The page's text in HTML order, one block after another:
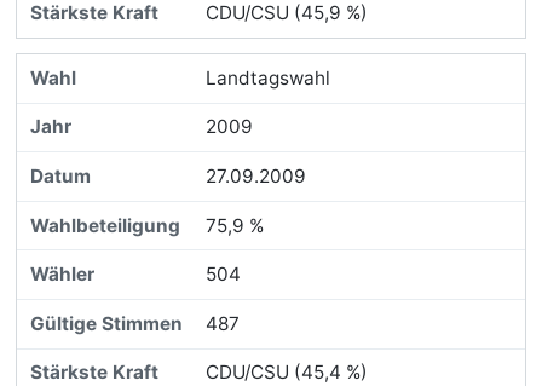
CDU/CSU (45,9 %)
Landtagswahl
2009
27.09.2009
75,9 %
504
487
CDU/CSU (45,4 %)